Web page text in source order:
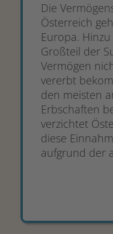
Die
Österreich
Europa.
Großteil der
Vermögen
vererbt
den meisten
Erbschaften
verzichtet
diese
aufgrund der